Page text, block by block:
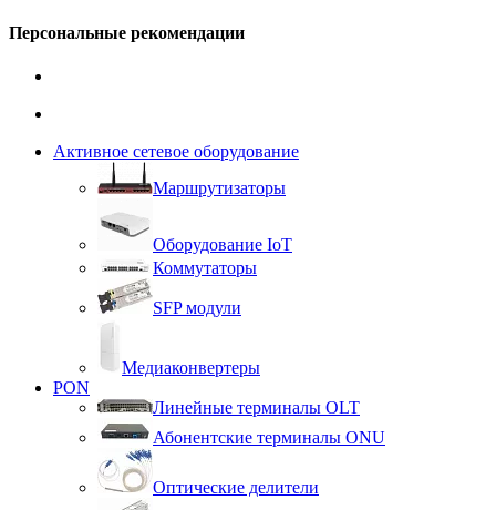
Персональные рекомендации
Активное сетевое оборудование
Маршрутизаторы
Оборудование IoT
Коммутаторы
SFP модули
Медиаконвертеры
PON
Линейные терминалы OLT
Абонентские терминалы ONU
Оптические делители